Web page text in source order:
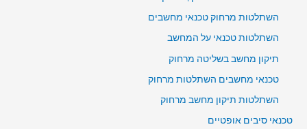
השתלטות מרחוק טכנאי מחשבים
השתלטות טכנאי על המחשב
תיקון מחשב בשליטה מרחוק
טכנאי מחשבים השתלטות מרחוק
השתלטות תיקון מחשב מרחוק
טכנאי סיבים אופטיים